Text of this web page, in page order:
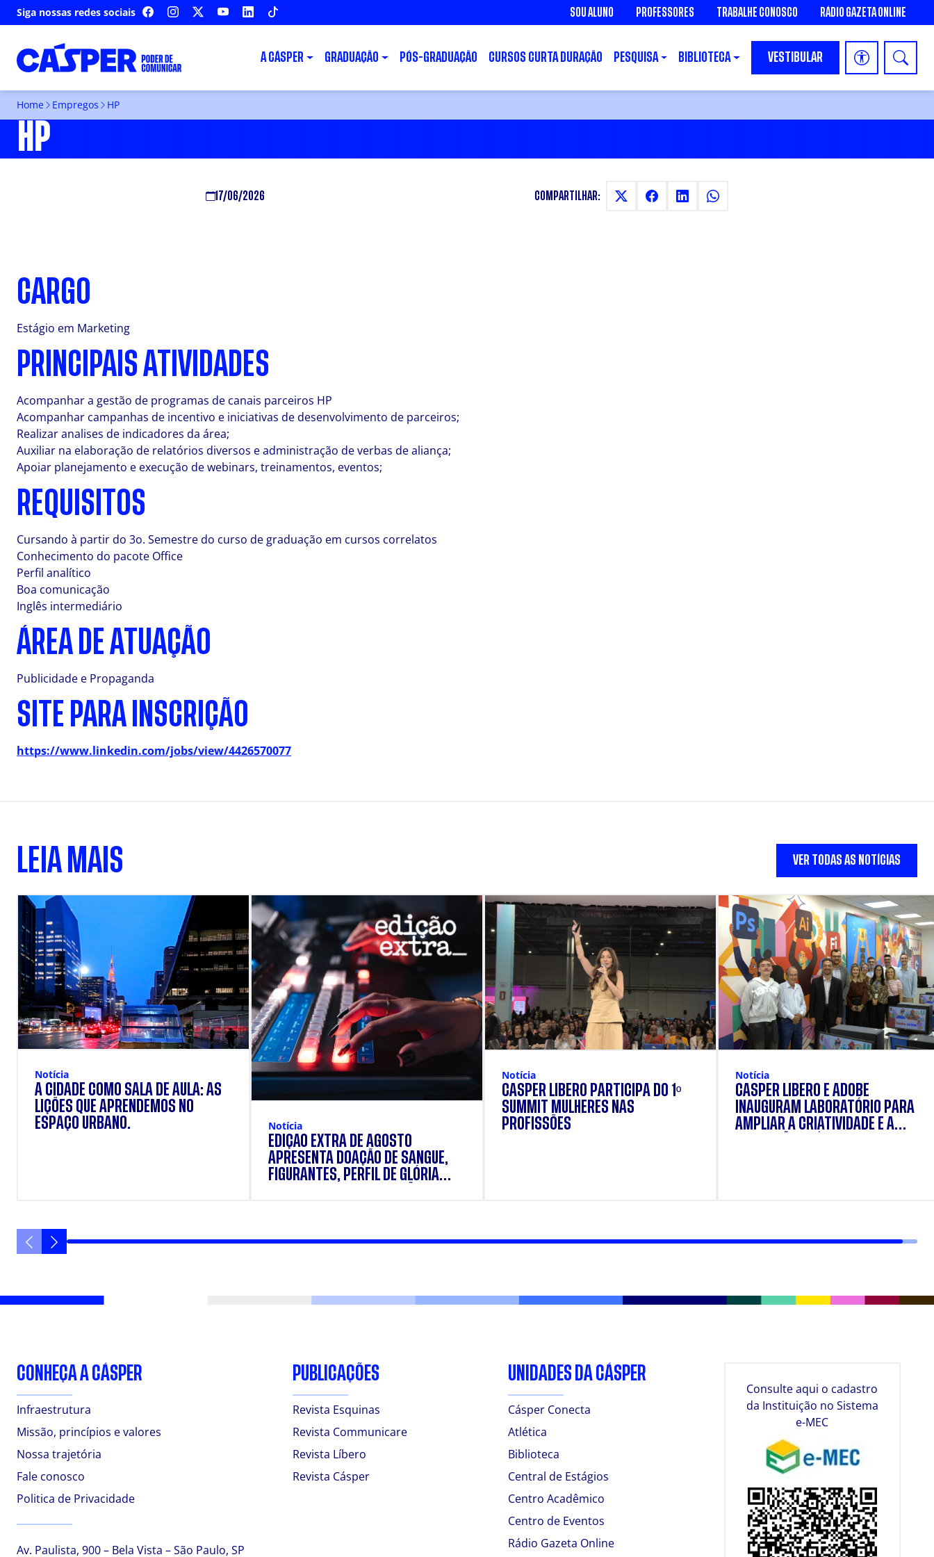
Siga nossas redes sociais FACEBOOKINSTAGRAM YOUTUBELINKEDIN SOU ALUNO PROFESSORES TRABALHE CONOSCO RÁDIO GAZETA ONLINE
A CÁSPER GRADUAÇÃO PÓS-GRADUAÇÃO CURSOS CURTA DURAÇÃO PESQUISA BIBLIOTECA VESTIBULAR
Home Empregos HP
HP
17/06/2026 COMPARTILHAR:
CARGO
Estágio em Marketing
PRINCIPAIS ATIVIDADES
Acompanhar a gestão de programas de canais parceiros HP
Acompanhar campanhas de incentivo e iniciativas de desenvolvimento de parceiros;
Realizar analises de indicadores da área;
Auxiliar na elaboração de relatórios diversos e administração de verbas de aliança;
Apoiar planejamento e execução de webinars, treinamentos, eventos;
REQUISITOS
Cursando à partir do 3o. Semestre do curso de graduação em cursos correlatos
Conhecimento do pacote Office
Perfil analítico
Boa comunicação
Inglês intermediário
ÁREA DE ATUAÇÃO
Publicidade e Propaganda
SITE PARA INSCRIÇÃO
https://www.linkedin.com/jobs/view/4426570077
LEIA MAIS VER TODAS AS NOTÍCIAS
Notícia
A CIDADE COMO SALA DE AULA: AS
LIÇÕES QUE APRENDEMOS NO
ESPAÇO URBANO.
Notícia
EDIÇÃO EXTRA DE AGOSTO
APRESENTA DOAÇÃO DE SANGUE,
FIGURANTES, PERFIL DE GLÓRIA
Notícia
CÁSPER LÍBERO PARTICIPA DO 1º
SUMMIT MULHERES NAS
PROFISSÕES
Notícia
CÁSPER LÍBERO E ADOBE
INAUGURAM LABORATÓRIO PARA
AMPLIAR A CRIATIVIDADE E A
CONHEÇA A CÁSPER
Infraestrutura
Missão, princípios e valores
Nossa trajetória
Fale conosco
Politica de Privacidade
Av. Paulista, 900 – Bela Vista – São Paulo, SP
PUBLICAÇÕES
Revista Esquinas
Revista Communicare
Revista Líbero
Revista Cásper
UNIDADES DA CÁSPER
Cásper Conecta
Atlética
Biblioteca
Central de Estágios
Centro Acadêmico
Centro de Eventos
Rádio Gazeta Online
Consulte aqui o cadastro
da Instituição no Sistema
e-MEC